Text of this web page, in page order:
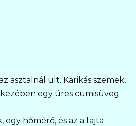
asztalnál ült. Karikás szemek,
egy üres cumisüveg.
hőmérő, és az a fajta